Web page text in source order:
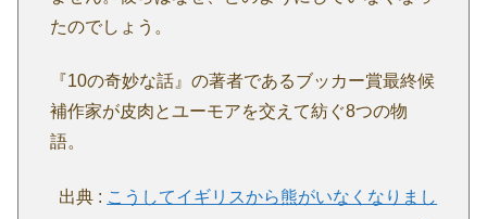
たのでしょう。
『10の奇妙な話』の著者であるブッカー賞最終候
補作家が皮肉とユーモアを交えて紡ぐ8つの物
語。
出典 : こうしてイギリスから熊がいなくなりまし